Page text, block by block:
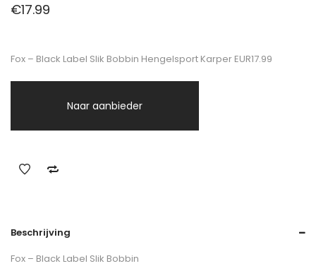
€17.99
Fox – Black Label Slik Bobbin Hengelsport Karper EUR17.99
Naar aanbieder
Beschrijving
Fox – Black Label Slik Bobbin